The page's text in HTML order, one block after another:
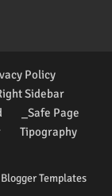
Blogger Templates
Policy
Sidebar
_Safe Page
Tipography